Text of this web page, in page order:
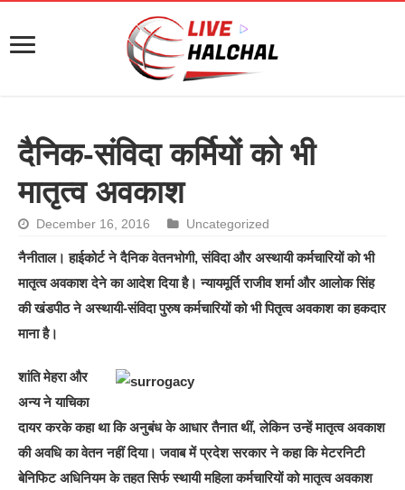
दैनिक-संविदा कर्मियों को भी
मातृत्व अवकाश
December 16, 2016 Uncategorized
नैनीताल। हाईकोर्ट ने दैनिक वेतनभोगी, संविदा और अस्थायी कर्मचारियों को भी
मातृत्व अवकाश देने का आदेश दिया है। न्यायमूर्ति राजीव शर्मा और आलोक सिंह
की खंडपीठ ने अस्थायी-संविदा पुरुष कर्मचारियों को भी पितृत्व अवकाश का हकदार
माना है।
शांति मेहरा और
अन्य ने याचिका
दायर करके कहा था कि अनुबंध के आधार तैनात थीं, लेकिन उन्हें मातृत्व अवकाश
की अवधि का वेतन नहीं दिया। जवाब में प्रदेश सरकार ने कहा कि मेटरनिटी
बेनिफिट अधिनियम के तहत सिर्फ स्थायी महिला कर्मचारियों को मातृत्व अवकाश